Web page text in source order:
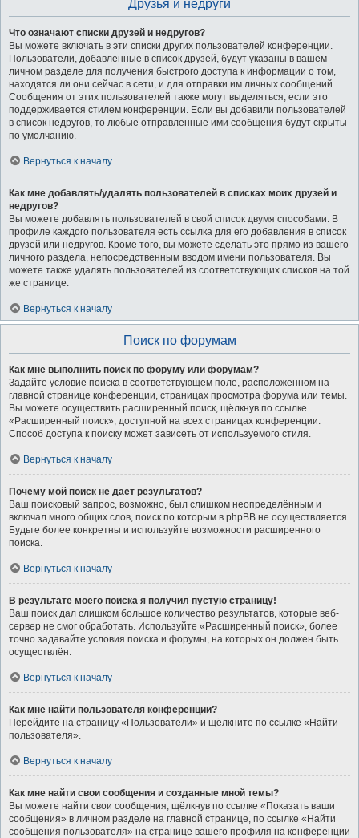
Друзья и недруги
Что означают списки друзей и недругов?
Вы можете включать в эти списки других пользователей конференции.
Пользователи, добавленные в список друзей, будут указаны в вашем
личном разделе для получения быстрого доступа к информации о том,
находятся ли они сейчас в сети, и для отправки им личных сообщений.
Сообщения от этих пользователей также могут выделяться, если это
поддерживается стилем конференции. Если вы добавили пользователей
в список недругов, то любые отправленные ими сообщения будут скрыты
по умолчанию.
Вернуться к началу
Как мне добавлять/удалять пользователей в списках моих друзей и
недругов?
Вы можете добавлять пользователей в свой список двумя способами. В
профиле каждого пользователя есть ссылка для его добавления в список
друзей или недругов. Кроме того, вы можете сделать это прямо из вашего
личного раздела, непосредственным вводом имени пользователя. Вы
можете также удалять пользователей из соответствующих списков на той
же странице.
Вернуться к началу
Поиск по форумам
Как мне выполнить поиск по форуму или форумам?
Задайте условие поиска в соответствующем поле, расположенном на
главной странице конференции, страницах просмотра форума или темы.
Вы можете осуществить расширенный поиск, щёлкнув по ссылке
«Расширенный поиск», доступной на всех страницах конференции.
Способ доступа к поиску может зависеть от используемого стиля.
Вернуться к началу
Почему мой поиск не даёт результатов?
Ваш поисковый запрос, возможно, был слишком неопределённым и
включал много общих слов, поиск по которым в phpBB не осуществляется.
Будьте более конкретны и используйте возможности расширенного
поиска.
Вернуться к началу
В результате моего поиска я получил пустую страницу!
Ваш поиск дал слишком большое количество результатов, которые веб-
сервер не смог обработать. Используйте «Расширенный поиск», более
точно задавайте условия поиска и форумы, на которых он должен быть
осуществлён.
Вернуться к началу
Как мне найти пользователя конференции?
Перейдите на страницу «Пользователи» и щёлкните по ссылке «Найти
пользователя».
Вернуться к началу
Как мне найти свои сообщения и созданные мной темы?
Вы можете найти свои сообщения, щёлкнув по ссылке «Показать ваши
сообщения» в личном разделе на главной странице, по ссылке «Найти
сообщения пользователя» на странице вашего профиля на конференции